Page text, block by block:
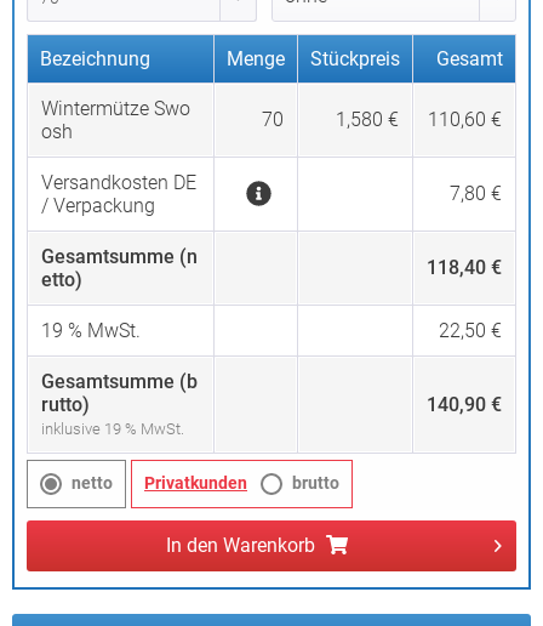
Bezeichnung Menge Stückpreis Gesamt
Wintermütze Swo
osh
70 1,580 € 110,60 €
Versandkosten DE
/ Verpackung
7,80 €
Gesamtsumme (n
etto)
118,40 €
19 % MwSt. 22,50 €
Gesamtsumme (b
rutto)
inklusive 19 % MwSt.
140,90 €
netto Privatkunden brutto
In den Warenkorb